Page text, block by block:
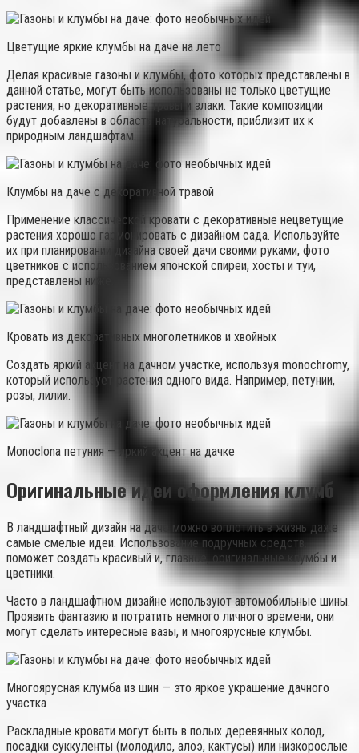
Цветущие яркие клумбы на даче на лето
Делая красивые газоны и клумбы, фото которых представлены в
данной статье, могут быть использованы не только цветущие
растения, но декоративные травы и злаки. Такие композиции
будут добавлены в область натуральности, приблизит их к
природным ландшафтам.
Клумбы на даче с декоративной травой
Применение классической кровати с декоративные нецветущие
растения хорошо гармонировать с дизайном сада. Используйте
их при планировании дизайна своей дачи своими руками, фото
цветников с использованием японской спиреи, хосты и туи,
представлены ниже.
Кровать из декоративных многолетников и хвойных
Создать яркий акцент на дачном участке, используя monochromy,
который использует растения одного вида. Например, петунии,
розы, лилии.
Monoclona петуния — яркий акцент на дачке
Оригинальные идеи оформления клумб
В ландшафтный дизайн на даче можно воплотить в жизнь даже
самые смелые идеи. Использование подручных средств,
поможет создать красивый и, главное, оригинальные клумбы и
цветники.
Часто в ландшафтном дизайне используют автомобильные шины.
Проявить фантазию и потратить немного личного времени, они
могут сделать интересные вазы, и многоярусные клумбы.
Многоярусная клумба из шин — это яркое украшение дачного
участка
Раскладные кровати могут быть в полых деревянных колод,
посадки суккуленты (молодило, алоэ, кактусы) или низкорослые